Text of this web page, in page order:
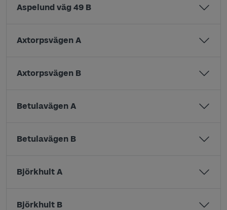
Aspelund väg 49 B
Axtorpsvägen A
Axtorpsvägen B
Betulavägen A
Betulavägen B
Björkhult A
Björkhult B